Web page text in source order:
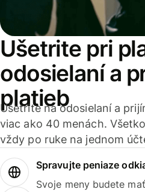
Ušetrite pri
odosielaní a
platieb
Ušetrite na odosielaní a
viac ako 40 menách.
vždy po ruke na jednom
Spravujte peniaze
Svoje meny budete